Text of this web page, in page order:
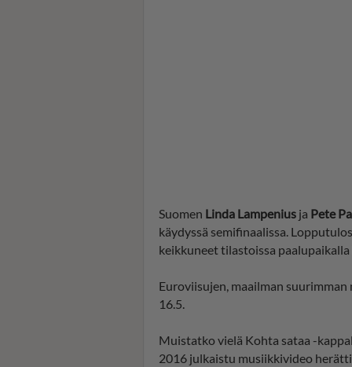
Suomen Linda Lampenius ja Pete
käydyssä semifinaalissa.
keikkuneet tilastoissa
Euroviisujen, maailman
16.5.
Muistatko vielä Kohta sataa -
2016 julkaistu musiikkivideo